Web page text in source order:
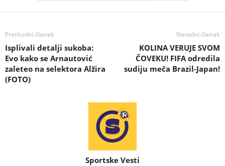
Prethodni članak
Isplivali detalji sukoba:
Evo kako se Arnautović
zaleteo na selektora Alžira
(FOTO)
Naredni članak
KOLINA VERUJE SVOM
ČOVEKU! FIFA odredila
sudiju meča Brazil-Japan!
Sportske Vesti